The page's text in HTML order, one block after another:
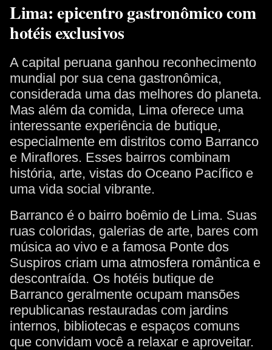
Lima: epicentro gastronômico com
hotéis exclusivos
A capital peruana ganhou reconhecimento
mundial por sua cena gastronômica,
considerada uma das melhores do planeta.
Mas além da comida, Lima oferece uma
interessante experiência de butique,
especialmente em distritos como Barranco
e Miraflores. Esses bairros combinam
história, arte, vistas do Oceano Pacífico e
uma vida social vibrante.
Barranco é o bairro boêmio de Lima. Suas
ruas coloridas, galerias de arte, bares com
música ao vivo e a famosa Ponte dos
Suspiros criam uma atmosfera romântica e
descontraída. Os hotéis butique de
Barranco geralmente ocupam mansões
republicanas restauradas com jardins
internos, bibliotecas e espaços comuns
que convidam você a relaxar e aproveitar.